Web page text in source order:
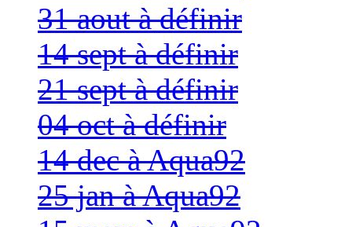
31 aout à définir
14 sept à définir
21 sept à définir
04 oct à définir
14 dec à Aqua92
25 jan à Aqua92